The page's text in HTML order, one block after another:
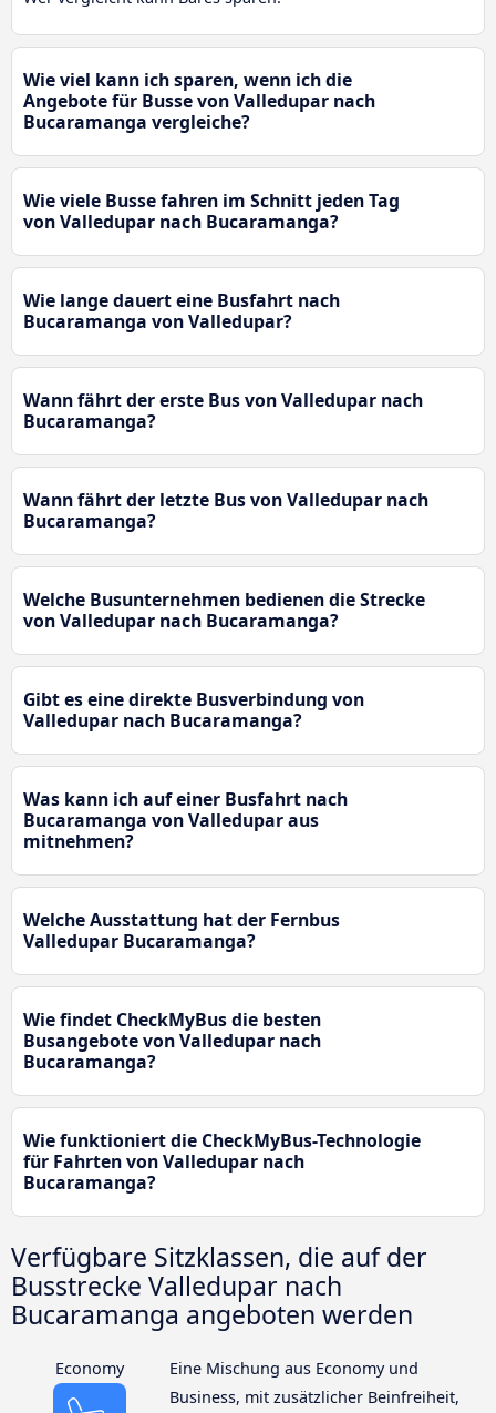
Wie viel kann ich sparen, wenn ich die
Angebote für Busse von Valledupar nach
Bucaramanga vergleiche?
Wie viele Busse fahren im Schnitt jeden Tag
von Valledupar nach Bucaramanga?
Wie lange dauert eine Busfahrt nach
Bucaramanga von Valledupar?
Wann fährt der erste Bus von Valledupar nach
Bucaramanga?
Wann fährt der letzte Bus von Valledupar nach
Bucaramanga?
Welche Busunternehmen bedienen die Strecke
von Valledupar nach Bucaramanga?
Gibt es eine direkte Busverbindung von
Valledupar nach Bucaramanga?
Was kann ich auf einer Busfahrt nach
Bucaramanga von Valledupar aus
mitnehmen?
Welche Ausstattung hat der Fernbus
Valledupar Bucaramanga?
Wie findet CheckMyBus die besten
Busangebote von Valledupar nach
Bucaramanga?
Wie funktioniert die CheckMyBus-Technologie
für Fahrten von Valledupar nach
Bucaramanga?
Verfügbare Sitzklassen, die auf der
Busstrecke Valledupar nach
Bucaramanga angeboten werden
Economy
Eine Mischung aus Economy und
Business, mit zusätzlicher Beinfreiheit,